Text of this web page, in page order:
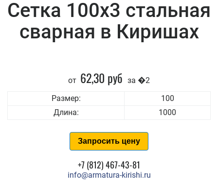
Сетка 100x3 стальная
сварная в Киришах
от 62,30 руб за �2
Размер:
100
Длина:
1000
Запросить цену
+7 (812) 467-43-81
info@armatura-kirishi.ru